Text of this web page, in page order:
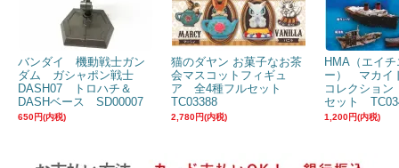
バンダイ 機動戦士ガン
ダム ガシャポン戦士
DASH07 トロハチ＆
DASHベース SD00007
650円(内税)
猫のダヤン お菓子なお茶
会マスコットフィギュ
ア 全4種フルセット
TC03388
2,780円(内税)
HMA（エイ
ー） マカイ
コレクショ
セット
1,200円(内税)